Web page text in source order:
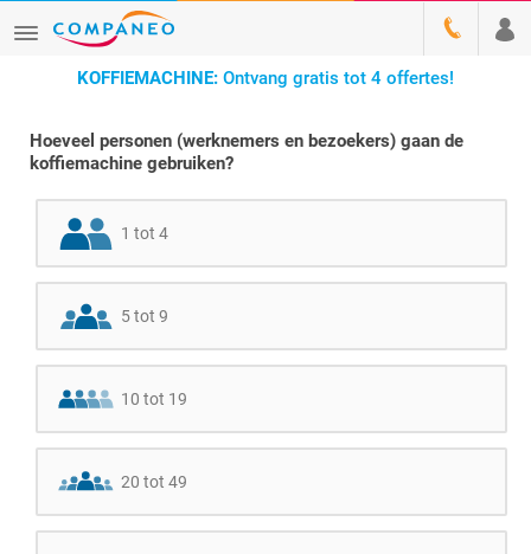
KOFFIEMACHINE: Ontvang gratis tot 4 offertes!
Hoeveel personen (werknemers en bezoekers) gaan de
koffiemachine gebruiken?
1 tot 4
5 tot 9
10 tot 19
20 tot 49